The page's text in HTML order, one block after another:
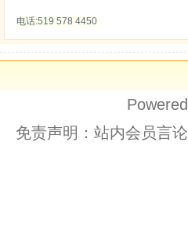
电话:519 578 4450
免责声明：站内会员言